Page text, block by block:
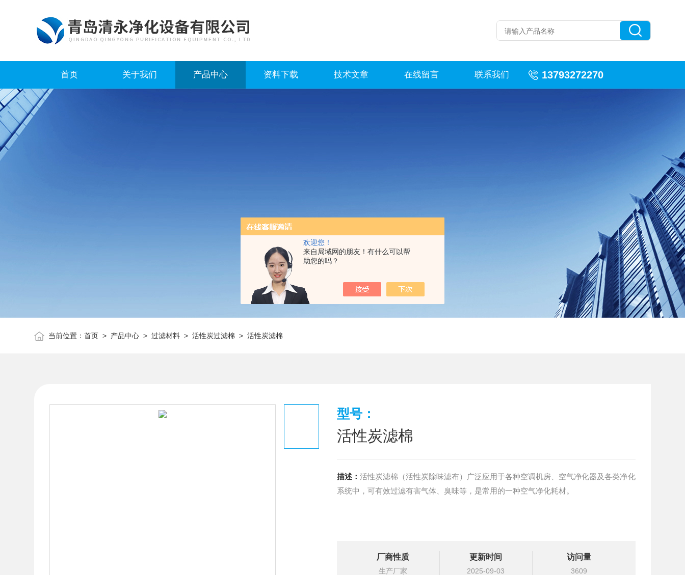
欢迎您！
来自局域网的朋友！有什么可以帮
助您的吗？
首页 关于我们 产品中心 资料下载 技术文章 在线留言 联系我们 13793272270
当前位置：首页 > 产品中心 >过滤材料 >活性炭过滤棉 > 活性炭滤棉
型号：
活性炭滤棉
描述： 活性炭滤棉（活性炭除味滤布）广泛应用于各种空调机房、空气净化器及各类净化
系统中，可有效过滤有害气体、臭味等，是常用的一种空气净化耗材。
厂商性质
生产厂家
更新时间
2025-09-03
访问量
3609